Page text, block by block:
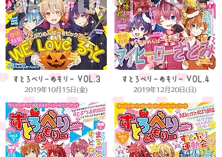
すとろべりーめもりー VOL.3
2019年10月15日(金)
すとろべりーめもりー VOL.4
2019年12月20日(日)